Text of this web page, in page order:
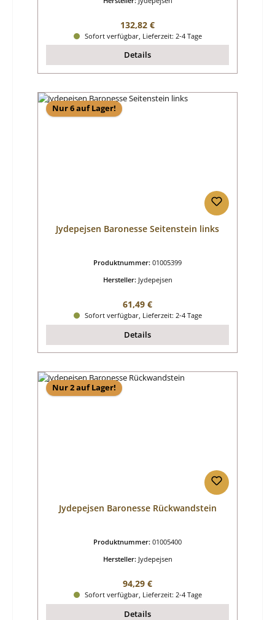
Regulärer Preis:
132,82 €
Sofort verfügbar, Lieferzeit: 2-4 Tage
Details
Nur 6 auf Lager!
Jydepejsen Baronesse Seitenstein links
Produktnummer: 01005399
Hersteller: Jydepejsen
Regulärer Preis:
61,49 €
Sofort verfügbar, Lieferzeit: 2-4 Tage
Details
Nur 2 auf Lager!
Jydepejsen Baronesse Rückwandstein
Produktnummer: 01005400
Hersteller: Jydepejsen
Regulärer Preis:
94,29 €
Sofort verfügbar, Lieferzeit: 2-4 Tage
Details